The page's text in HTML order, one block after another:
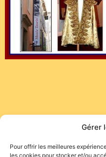
Gérer
Pour offrir les meilleures
les cookies pour stocker et/ou